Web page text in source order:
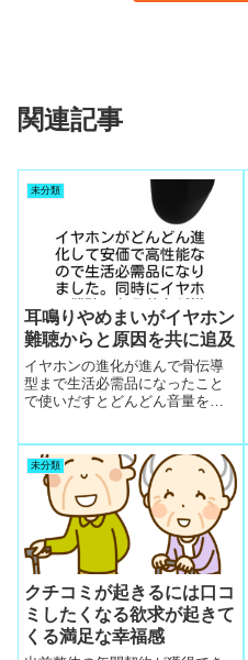
関連記事
未分類
耳鳴りやめまいがイヤホン
難聴からと原因を共に追及
イヤホンの進化が進んで骨伝導
型まで生活必需品になったこと
で使いだすとどんどん音量を上
教えて歯止めの役割に
未分類
クチコミが起きるには口コ
ミしたくなる欲求が起きて
くる満足な幸福感